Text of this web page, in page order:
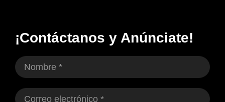
¡Contáctanos y Anúnciate!